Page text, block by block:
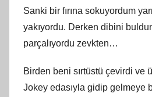
Sanki bir fırına sokuyordum
yakıyordu. Derken dibini
parçalıyordu zevkten…
Birden beni sırtüstü çevirdi ve
Jokey edasıyla gidip gelmeye